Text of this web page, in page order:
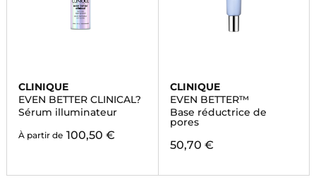
CLINIQUE
EVEN BETTER CLINICAL?
Sérum illuminateur
À partir de 100,50 €
CLINIQUE
EVEN BETTER™
Base réductrice de
pores
50,70 €